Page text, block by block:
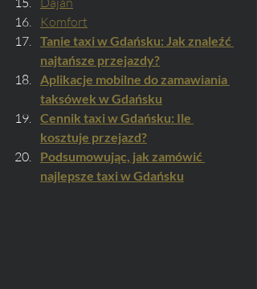
Komfort
Tanie taxi w Gdańsku: Jak znaleźć
najtańsze przejazdy?
Aplikacje mobilne do zamawiania
taksówek w Gdańsku
Cennik taxi w Gdańsku: Ile
kosztuje przejazd?
Podsumowując, jak zamówić
najlepsze taxi w Gdańsku